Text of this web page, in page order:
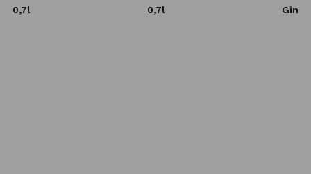
0,7l
0,7l
Gin